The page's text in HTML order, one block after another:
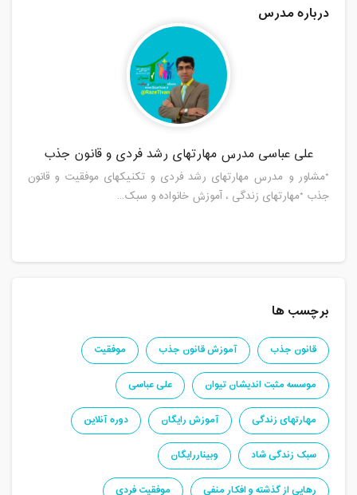
درباره مدرس
علی عباسی مدرس مهارتهای رشد فردی و قانون جذب
*مشاور و مدرس مهارتهای رشد فردی و تکنیکهای موفقیت و قانون
جذب *مهارتهای زندگی ، آموزش خانواده و سبک...
برچسب ها
قانون جذب آموزش قانون جذب
موفقیت
موسسه مثبت اندیشان تیوان
علی عباسی
مهارتهای زندگی
آموزش رایگان
دوره آنلاین
سبک زندگی شاد
وبیناررایگان
رهایی از گذشته و افکار منفی
موفقیت فردی